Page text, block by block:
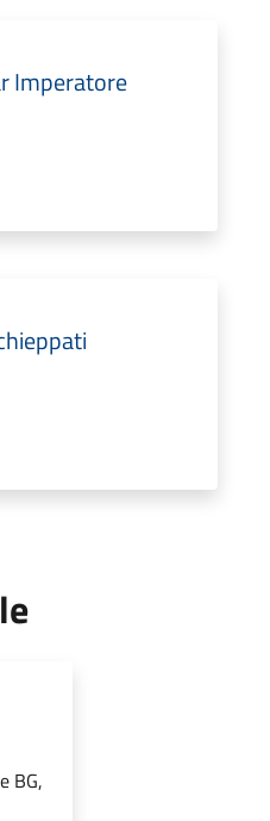
Imperatore
BG,